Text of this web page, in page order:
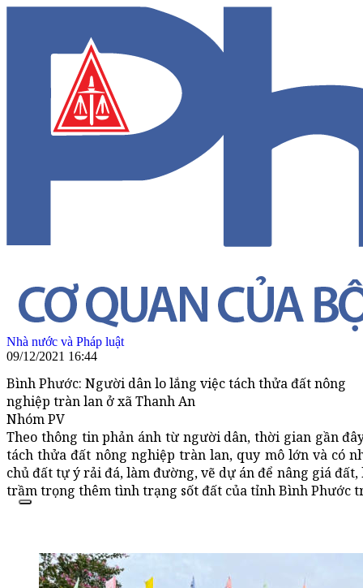
Nhà nước và Pháp luật
09/12/2021 16:44
Bình Phước: Người dân lo lắng việc tách thửa đất nông
nghiệp tràn lan ở xã Thanh An
Nhóm PV
Theo thông tin phản ánh từ người dân, thời gian gần
tách thửa đất nông nghiệp tràn lan, quy mô lớn và có
chủ đất tự ý rải đá, làm đường, vẽ dự án để nâng giá
trầm trọng thêm tình trạng sốt đất của tỉnh Bình Phước